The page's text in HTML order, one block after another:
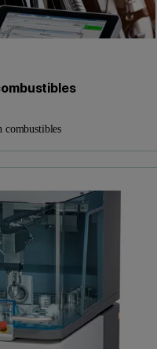
combustibles